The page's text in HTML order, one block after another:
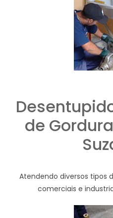
de
Atendendo diversos tipos
comerciais e